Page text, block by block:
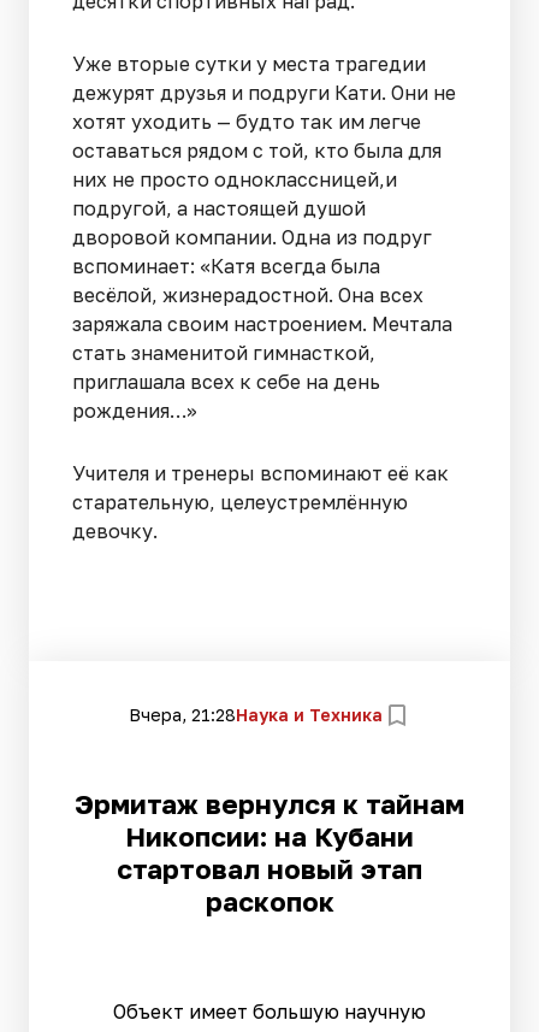
Уже вторые сутки у места трагедии
дежурят друзья и подруги Кати. Они не
хотят уходить — будто так им легче
оставаться рядом с той, кто была для
них не просто одноклассницей,и
подругой, а настоящей душой
дворовой компании. Одна из подруг
вспоминает: «Катя всегда была
весёлой, жизнерадостной. Она всех
заряжала своим настроением. Мечтала
стать знаменитой гимнасткой,
приглашала всех к себе на день
рождения…»
Учителя и тренеры вспоминают её как
старательную, целеустремлённую
девочку.
Вчера, 21:28Наука и Техника
Эрмитаж вернулся к тайнам
Никопсии: на Кубани
стартовал новый этап
раскопок
Объект имеет большую научную